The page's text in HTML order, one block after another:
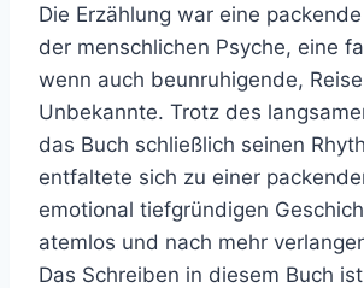
Die Erzählung war eine
der menschlichen Psyche, eine
wenn auch beunruhigende,
Unbekannte. Trotz des
das Buch schließlich seinen
entfaltete sich zu einer
emotional tiefgründigen
atemlos und nach mehr
Das Schreiben in diesem Buch ist